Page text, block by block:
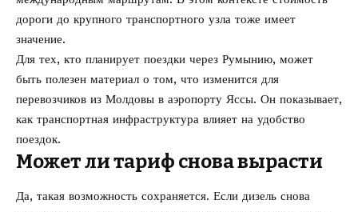
дороги до крупного транспортного узла тоже имеет
значение.
Для тех, кто планирует поездки через Румынию, может
быть полезен материал о том, что изменится для
перевозчиков из Молдовы в аэропорту Яссы. Он показывает,
как транспортная инфраструктура влияет на удобство
поездок.
Может ли тариф снова вырасти
Да, такая возможность сохраняется. Если дизель снова